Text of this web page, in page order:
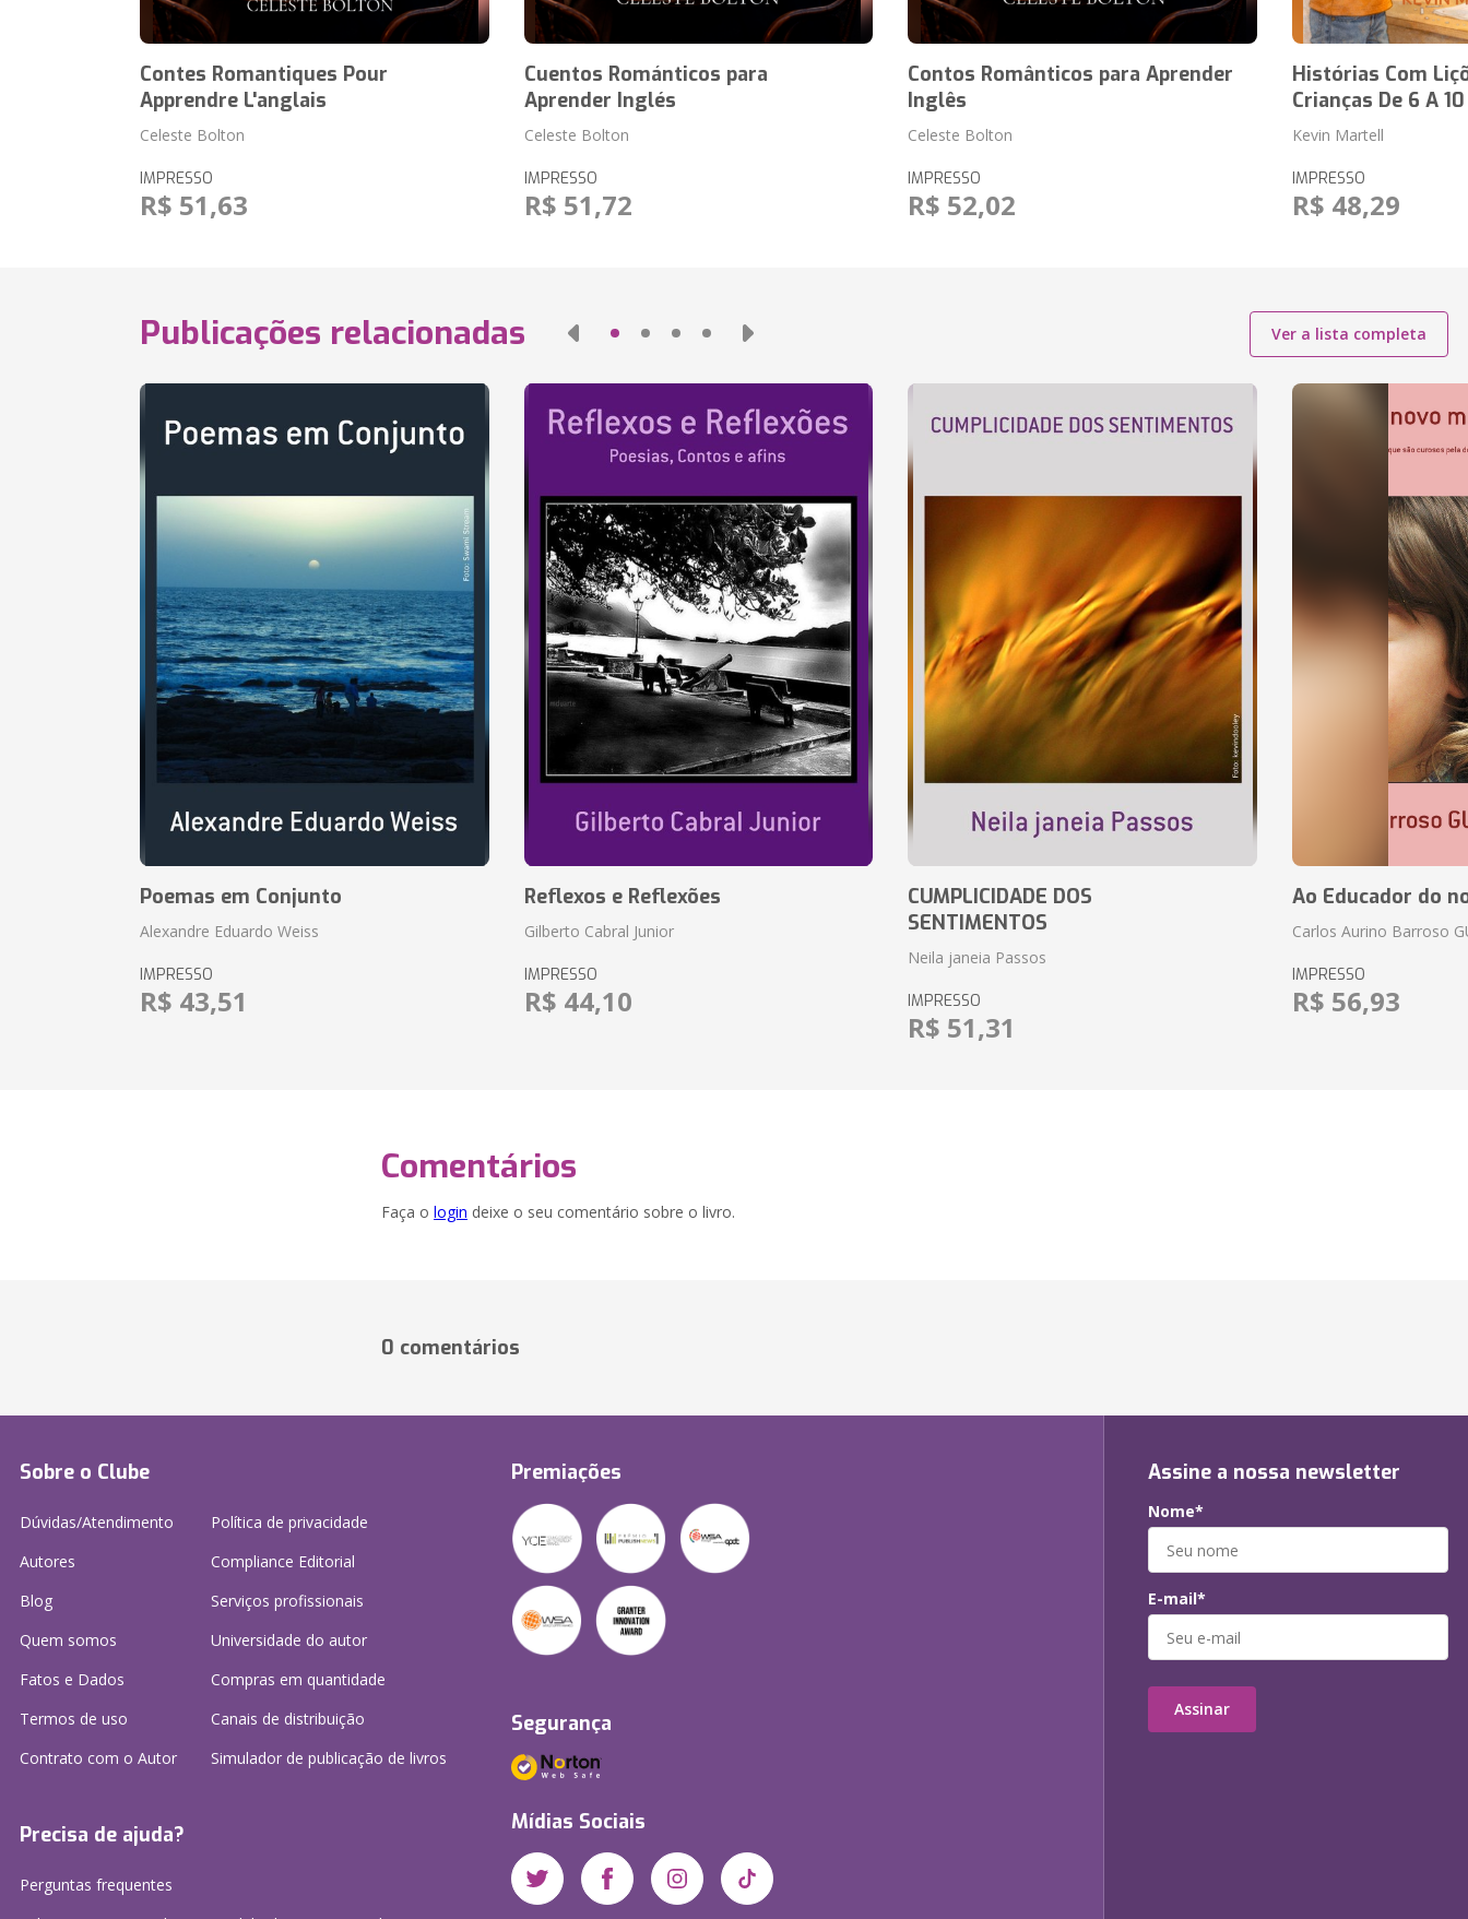
Contes Romantiques Pour
Apprendre L'anglais
Celeste Bolton
IMPRESSO
R$ 51,63
Cuentos Románticos para
Aprender Inglés
Celeste Bolton
IMPRESSO
R$ 51,72
Contos Românticos para Aprender
Inglês
Celeste Bolton
IMPRESSO
R$ 52,02
Histórias Com
Crianças De 6 A
Kevin Martell
IMPRESSO
R$ 48,29
Publicações relacionadas Ver a lista completa
Poemas em Conjunto
Alexandre Eduardo Weiss
IMPRESSO
R$ 43,51
Reflexos e Reflexões
Gilberto Cabral Junior
IMPRESSO
R$ 44,10
CUMPLICIDADE DOS
SENTIMENTOS
Neila janeia Passos
IMPRESSO
R$ 51,31
Ao Educador do
Carlos Aurino Barroso
IMPRESSO
R$ 56,93
Comentários
Faça o login deixe o seu comentário sobre o livro.
0 comentários
Sobre o Clube
Dúvidas/Atendimento
Autores
Blog
Quem somos
Fatos e Dados
Termos de uso
Contrato com o Autor
Política de privacidade
Compliance Editorial
Serviços profissionais
Universidade do autor
Compras em quantidade
Canais de distribuição
Simulador de publicação de livros
Precisa de ajuda?
Perguntas frequentes
Premiações
Segurança
Mídias Sociais
Assine a nossa newsletter
Nome*
E-mail*
Assinar